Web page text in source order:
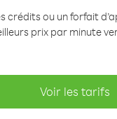
crédits ou un forfait
prix par minute
Voir les tarifs